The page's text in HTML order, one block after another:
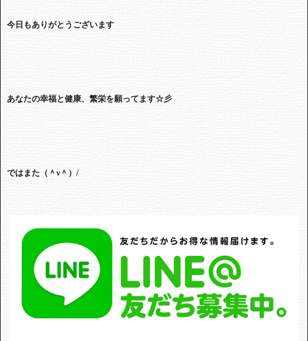
今日もありがとうございます
あなたの幸福と健康、繁栄を願ってます☆彡
ではまた（＾ν＾） /